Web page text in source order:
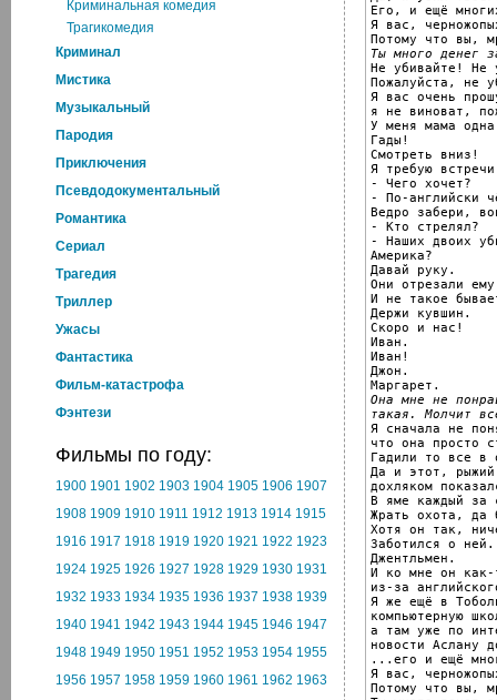
Криминальная комедия
Трагикомедия
Криминал
Мистика
Музыкальный
Пародия
Приключения
Псевдодокументальный
Романтика
Cериал
Трагедия
Триллер
Ужасы
Фантастика
Фильм-катастрофа
Фэнтези
Фильмы по году:
1900 1901 1902 1903 1904 1905 1906 1907
1908 1909 1910 1911 1912 1913 1914 1915
1916 1917 1918 1919 1920 1921 1922 1923
1924 1925 1926 1927 1928 1929 1930 1931
1932 1933 1934 1935 1936 1937 1938 1939
1940 1941 1942 1943 1944 1945 1946 1947
1948 1949 1950 1951 1952 1953 1954 1955
1956 1957 1958 1959 1960 1961 1962 1963
Его, и ещё
Я вас,
Ты много денег
Не убивайте! Не
Пожалуйста, не
Я вас очень
я не виноват,
У меня мама
Гады!
Смотреть вниз!
Я требую
- Чего хочет?
- По-английски
Ведро забери,
- Кто стрелял?
- Наших двоих
Америка?
Давай руку.
Они отрезали
И не такое
Держи кувшин.
Скоро и нас!
Иван.
Иван!
Джон.
Она мне не
такая. Молчит
Я сначала не
что она просто
Гадили то все в
Да и этот,
дохляком
В яме каждый за
Жрать охота, да
Хотя он так,
Заботился о ней.
Джентльмен.
И ко мне он
из-за
Я же ещё в
компьютерную
а там уже по
новости Аслану
...его и ещё
Я вас,
Потому что вы,